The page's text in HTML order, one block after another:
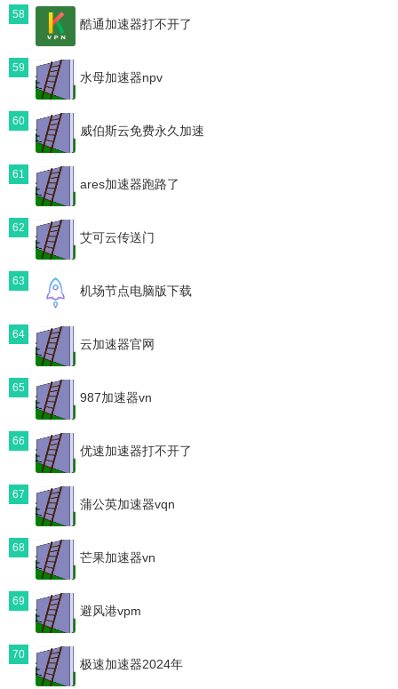
58
酷通加速器打不开了
59
水母加速器npv
60
威伯斯云免费永久加速
61
ares加速器跑路了
62
艾可云传送门
63
机场节点电脑版下载
64
云加速器官网
65
987加速器vn
66
优速加速器打不开了
67
蒲公英加速器vqn
68
芒果加速器vn
69
避风港vpm
70
极速加速器2024年